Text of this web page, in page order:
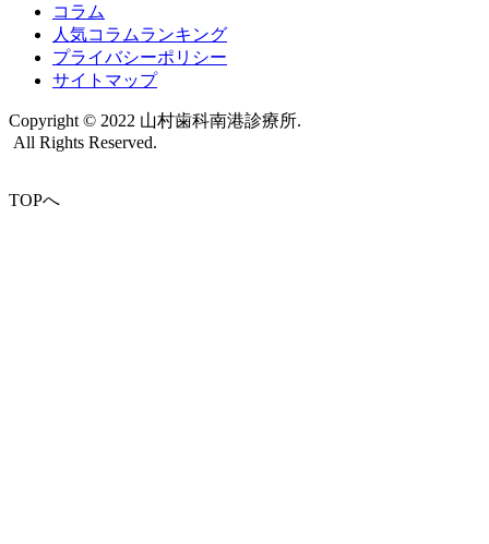
コラム
人気コラムランキング
プライバシーポリシー
サイトマップ
Copyright © 2022 山村歯科南港診療所.
All Rights Reserved.
TOPへ